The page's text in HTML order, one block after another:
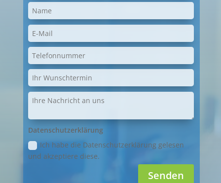
Datenschutzerklärung
Ich habe die Datenschutzerklärung gelesen
und akzeptiere diese.
Senden